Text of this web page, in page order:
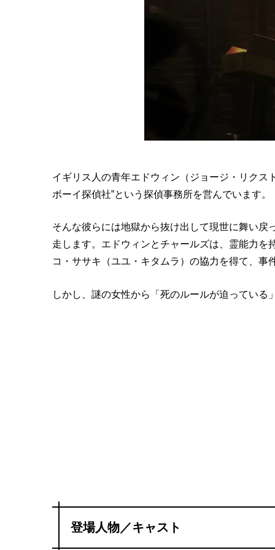
イギリス人の青年エドウィン（ジョージ・リクス
ボーイ探偵社”という探偵事務所を営んでいます。
そんな彼らには地獄から抜け出して現世に舞い
走します。エドウィンとチャールズは、霊能力
コ・ササキ（ユユ・キタムラ）の協力を得て、事
しかし、謎の女性から「死のルールが迫ってい
登場人物／キャスト